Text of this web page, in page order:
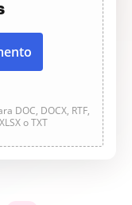
DOC, DOCX, RTF,
o TXT